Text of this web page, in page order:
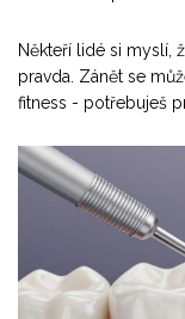
Někteří lidé si myslí,
pravda. Zánět se
fitness - potřebuješ